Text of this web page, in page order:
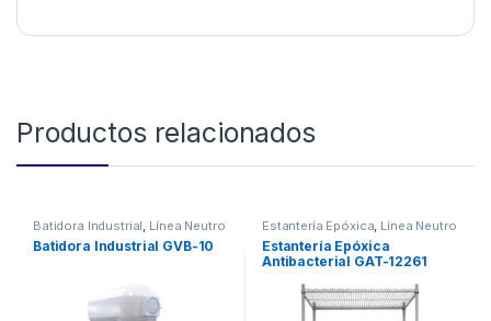
Productos relacionados
Batidora Industrial, Línea Neutro
Batidora Industrial GVB-10
Estantería Epóxica, Línea Neutro
Estantería Epóxica
Antibacterial GAT-12261